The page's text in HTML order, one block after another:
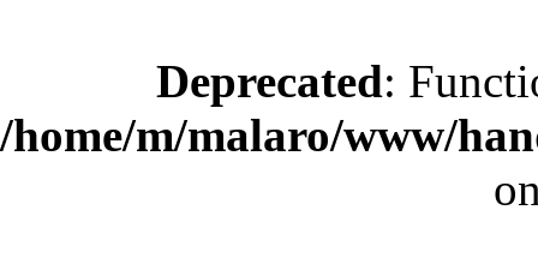
Deprecated:
/home/m/malaro/www/